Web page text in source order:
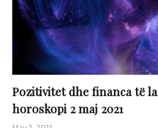
Pozitivitet dhe financa të
horoskopi 2 maj 2021